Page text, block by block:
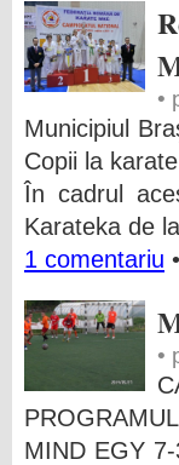
•
Municipiul
Copii la
În cadrul
Karateka de
1 comentariu •
•
MIND EGY